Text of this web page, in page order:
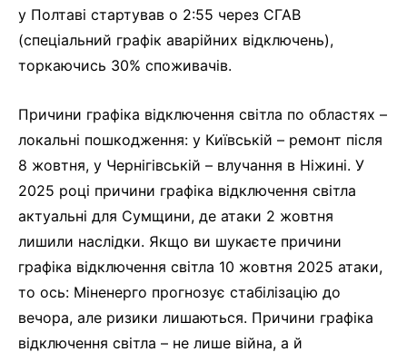
у Полтаві стартував о 2:55 через СГАВ
(спеціальний графік аварійних відключень),
торкаючись 30% споживачів.
Причини графіка відключення світла по областях –
локальні пошкодження: у Київській – ремонт після
8 жовтня, у Чернігівській – влучання в Ніжині. У
2025 році причини графіка відключення світла
актуальні для Сумщини, де атаки 2 жовтня
лишили наслідки. Якщо ви шукаєте причини
графіка відключення світла 10 жовтня 2025 атаки,
то ось: Міненерго прогнозує стабілізацію до
вечора, але ризики лишаються. Причини графіка
відключення світла – не лише війна, а й